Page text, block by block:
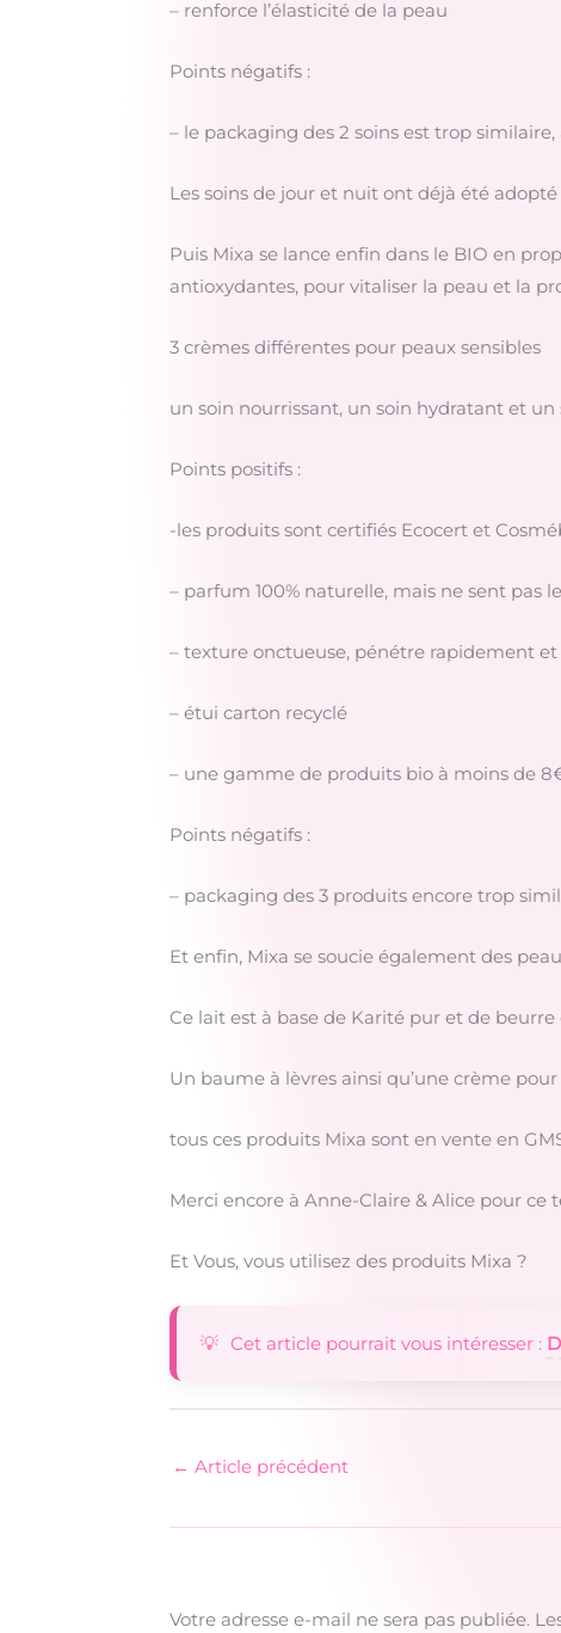
– renforce l’élasticité de la peau
Points négatifs :
– le packaging des 2 soins est trop
Les soins de jour et nuit ont déjà été
Puis Mixa se lance enfin dans le BIO en
antioxydantes, pour vitaliser la peau et la
3 crèmes différentes pour peaux sensibles
un soin nourrissant, un soin hydratant et
Points positifs :
-les produits sont certifiés Ecocert et
– parfum 100% naturelle, mais ne sent pas
– texture onctueuse, pénétre rapidement
– étui carton recyclé
– une gamme de produits bio à moins de
Points négatifs :
– packaging des 3 produits encore trop
Et enfin, Mixa se soucie également des
Ce lait est à base de Karité pur et de
Un baume à lèvres ainsi qu’une crème
tous ces produits Mixa sont en vente en
Merci encore à Anne-Claire & Alice pour ce
Et Vous, vous utilisez des produits Mixa ?
Cet article pourrait vous intéresser :
← Article précédent
Votre adresse e-mail ne sera pas publiée.